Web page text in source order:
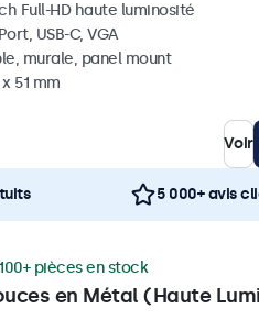
Full-HD haute luminosité
USB-C, VGA
murale, panel mount
51 mm
Voir
5 000+ avis
en Métal (Haute
100+ pièces en stock